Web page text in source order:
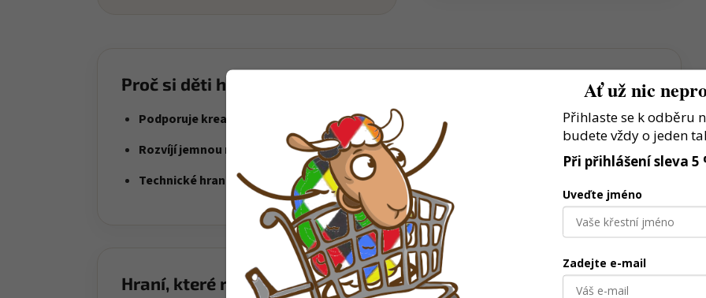
Proč si děti hračku oblíbí?
Podporuje kreativní stavění
– děti si sestaví vlastní model a hrají si podle fantazie
Rozvíjí jemnou motoriku
– skládání dílků podporuje přesnost, trpělivost i soustředění
Technické hraní
– ideální pro děti, které baví stroje, auta a tvoření
Hraní, které rozvíjí
Ať už nic
Přihlaste se k odběru
budete vždy o jeden
Při přihlášení sleva 5
Uveďte jméno
Zadejte e-mail